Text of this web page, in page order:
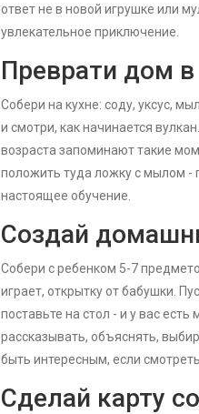
ответ не в новой игрушке или
увлекательное приключение.
Преврати дом
Собери на кухне: соду, уксус,
и смотри, как начинается
возраста запоминают такие
положить туда ложку с мылом -
настоящее обучение.
Создай
Собери с ребенком 5-7
играет, открытку от бабушки.
поставьте на стол - и у вас
рассказывать, объяснять,
быть интересным, если смотреть
Сделай карту